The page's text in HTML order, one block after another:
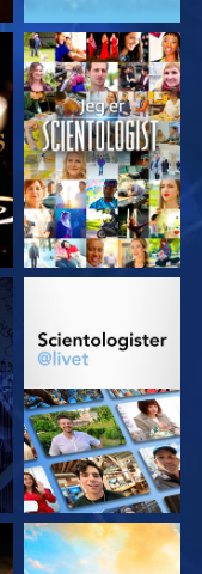
SE
UDFORSK SERIEN